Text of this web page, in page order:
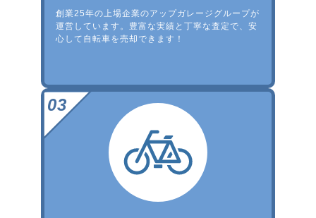
創業25年の上場企業のアップガレージグループが
運営しています。豊富な実績と丁寧な査定で、安
心して自転車を売却できます！